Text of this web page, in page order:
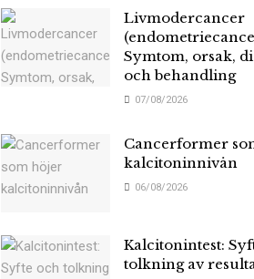
Livmodercancer
Symtom, orsak,
och behandling
07/08/2026
Cancerformer
kalcitoninnivån
06/08/2026
Kalcitonintest:
tolkning av